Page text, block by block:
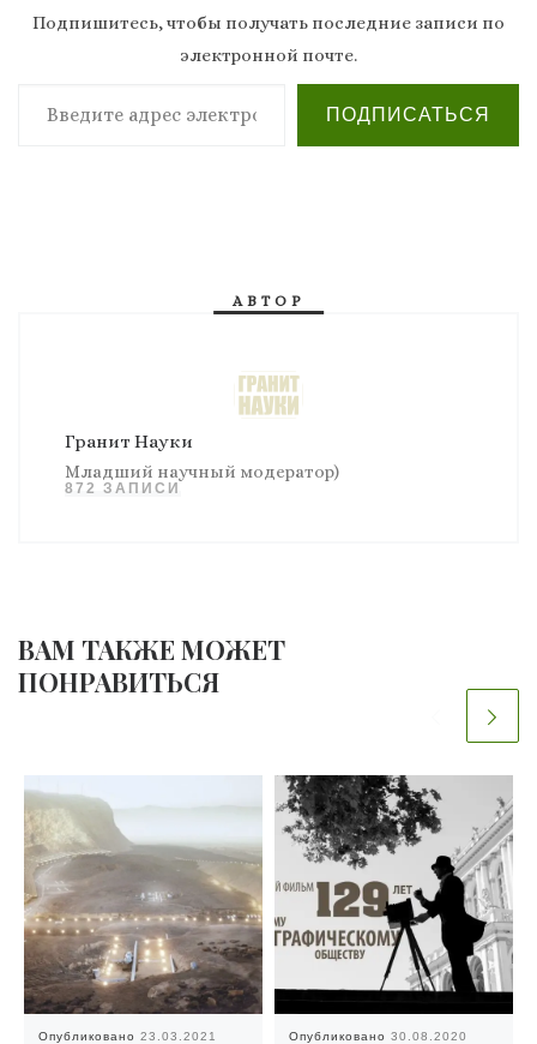
Подпишитесь, чтобы получать последние записи по
электронной почте.
Введите адрес электронной почты…
ПОДПИСАТЬСЯ
АВТОР
Гранит Науки
Младший научный модератор)
872 ЗАПИСИ
ВАМ ТАКЖЕ МОЖЕТ
ПОНРАВИТЬСЯ
Опубликовано 23.03.2021 Опубликовано 30.08.2020